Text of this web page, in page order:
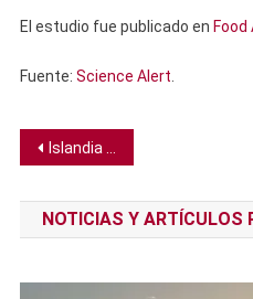
El estudio fue publicado en
Fuente: Science Alert
Navegación
de
entradas
Islandia construirá un túnel para aprovechar la energía geotérmica prácticamente ilimitada de un volcán
NOTICIAS Y ARTÍCULOS